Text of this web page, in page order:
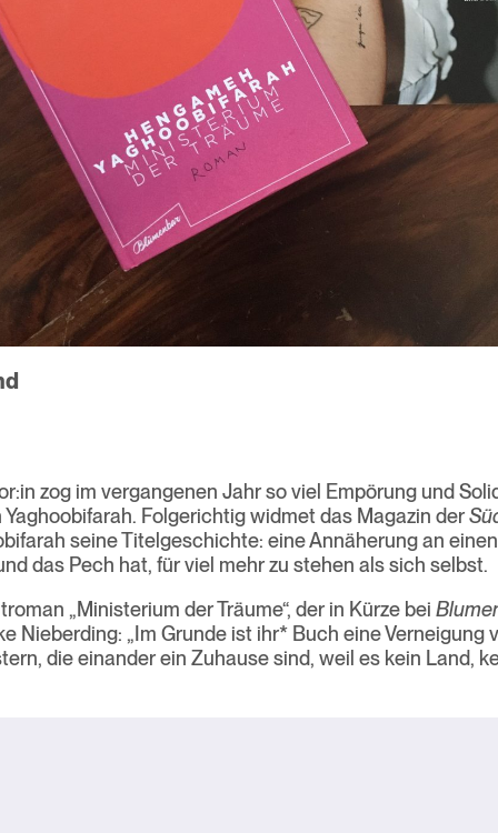
zog im vergangenen Jahr so viel Empörung und
Folgerichtig widmet das Magazin der
seine Titelgeschichte: eine Annäherung an
das Pech hat, für viel mehr zu stehen als sich selbst.
„Ministerium der Träume“, der in Kürze bei
Nieberding: „Im Grunde ist ihr* Buch eine Verneigung
die einander ein Zuhause sind, weil es kein Land,